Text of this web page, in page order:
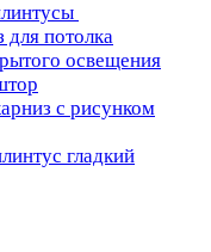
для потолка
освещения
с рисунком
гладкий